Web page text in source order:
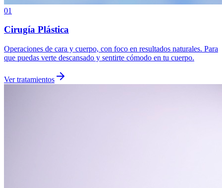
01
Cirugía Plástica
Operaciones de cara y cuerpo, con foco en resultados naturales. Para
que puedas verte descansado y sentirte cómodo en tu cuerpo.
Ver tratamientos